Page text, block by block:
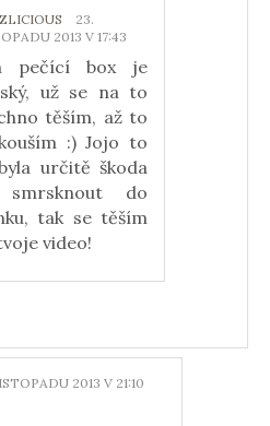
23.
2013 V 17:43
pečící box je
už se na to
těším, až to
:) Jojo to
určitě škoda
do
tak se těším
video!
2013 V 21:10